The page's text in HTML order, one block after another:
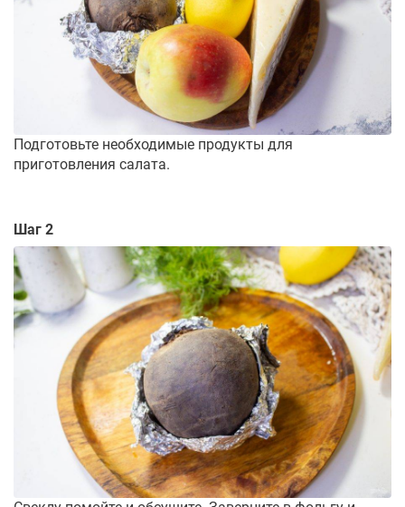
Подготовьте необходимые продукты для
приготовления салата.
Шаг 2